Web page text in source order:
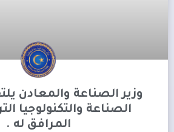
وزير الصناعة والمعادن
الصناعة والتكنولوجيا
المرافق له .